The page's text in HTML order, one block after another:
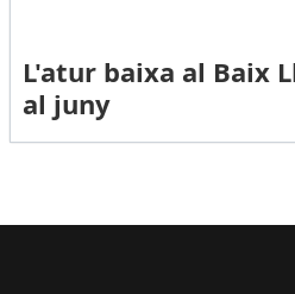
BoiCOVID-19: Minut de silenci
L'atur baixa al Baix
al juny